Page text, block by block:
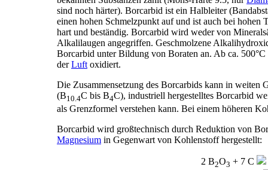
sind noch härter). Borcarbid ist ein Halbleiter
einen hohen Schmelzpunkt auf und ist auch bei hohen
hart und beständig. Borcarbid wird weder von
Alkalilaugen angegriffen. Geschmolzene
Borcarbid unter Bildung von Boraten an. Ab ca.
derLuft oxidiert.
Die Zusammensetzung des Borcarbids kann in weiten
(B10.4C bis B4C), industriell hergestelltes Borcarbid
als Grenzformel verstehen kann. Bei einem höheren
Borcarbid wird großtechnisch durch Reduktion von
Magnesium in Gegenwart von Kohlenstoff hergestellt:
2 B2O3 + 7 C